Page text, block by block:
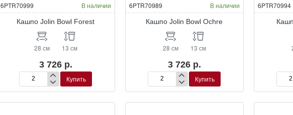
6PTR70999 В наличии
Кашпо Jolin Bowl Forest
28 см 13 см
3 726 р.
Кашпо
Jolin
Bowl
Купить
6PTR70989 В наличии
Кашпо Jolin Bowl Ochre
28 см 13 см
3 726 р.
Кашпо
Jolin
Bowl
Купить
6PTR70994
Кашпо
Jolin
Pot